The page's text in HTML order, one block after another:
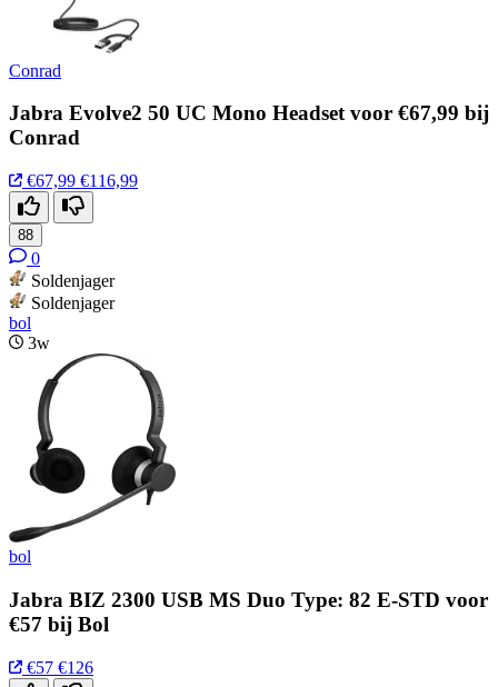
Conrad
Jabra Evolve2 50 UC Mono Headset voor €67,99 bij
Conrad
€67,99 €116,99
88
0
Soldenjager
Soldenjager
bol
3w
bol
Jabra BIZ 2300 USB MS Duo Type: 82 E-STD voor
€57 bij Bol
€57 €126